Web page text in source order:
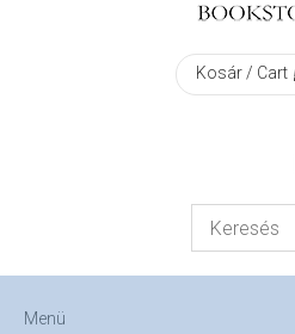
Kosár / Cart
Menü